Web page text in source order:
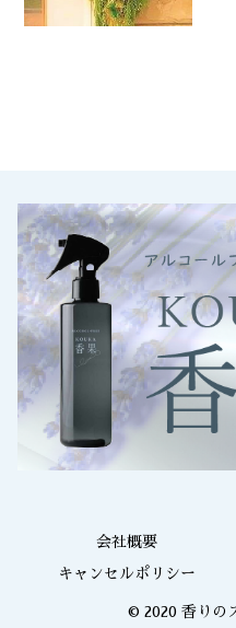
会社概要
キャンセルポリシー
© 2020 香り